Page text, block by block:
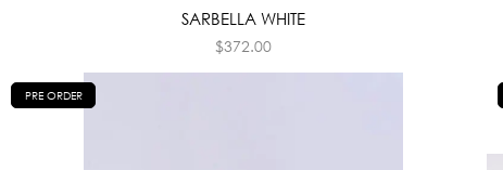
SARBELLA WHITE
$372.00
PRE ORDER